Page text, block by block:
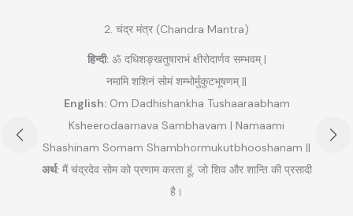
2. चंद्र मंत्र (Chandra Mantra)
हिन्दी:ॐ दधिशङ्खतुषाराभं क्षीरोदार्णव सम्भवम् |
नमामि शशिनं सोमं शम्भोर्मुकुटभूषणम् ||
English:Om Dadhishankha Tushaaraabham
Ksheerodaarnava Sambhavam | Namaami
Shashinam Somam Shambhormukutbhooshanam ||
अर्थ:मैं चंद्रदेव सोम को प्रणाम करता हूं, जो शिव और शान्ति की प्रसादी
है।